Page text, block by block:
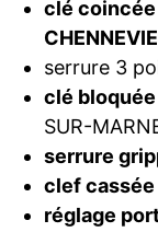
clé
serrure 3
clé bloquée
SUR-
serrure
clef cassée
réglage